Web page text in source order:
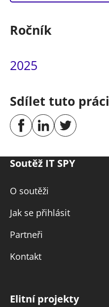
Ročník
2025
Sdílet tuto práci
Soutěž IT SPY
O soutěži
Jak se přihlásit
Partneři
Kontakt
Elitní projekty